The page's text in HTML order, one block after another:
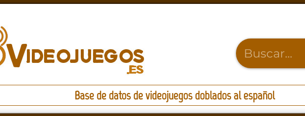
Base de datos de videojuegos doblados al español